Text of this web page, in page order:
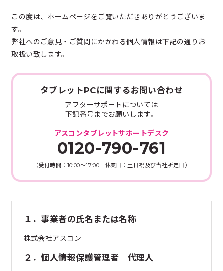
この度は、ホームページをご覧いただきありがとうございま
す。
弊社へのご意見・ご質問にかかわる個人情報は下記の通りお
取扱い致します。
タブレットPCに関するお問い合わせ
アフターサポートについては
下記番号までお願いします。
アスコンタブレットサポートデスク
0120-790-761
（受付時間：10:00～17:00 休業日：土日祝及び当社所定日）
１．事業者の氏名または名称
株式会社アスコン
２．個人情報保護管理者 代理人